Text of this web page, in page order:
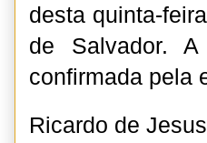
desta quinta-
de Salvador.
confirmada pela
Ricardo de